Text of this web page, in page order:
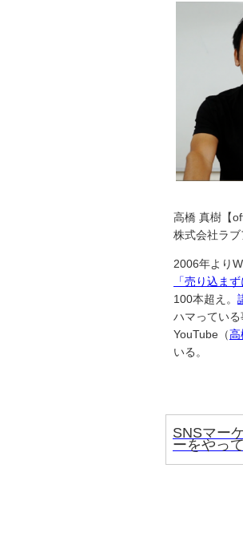
高橋 真樹【
株式会社ラ
2006年より
「売り込ま
100本超え。
ハマってい
YouTube（高
いる。
SNSマー
ーをやっ